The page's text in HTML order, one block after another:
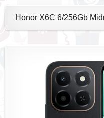
Honor X6C 6/256Gb